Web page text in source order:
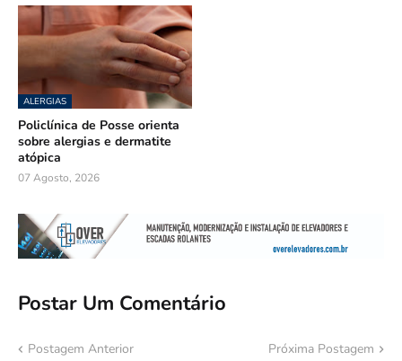
ALERGIAS
Policlínica de Posse orienta
sobre alergias e dermatite
atópica
07 Agosto, 2026
Postar Um Comentário
Postagem Anterior Próxima Postagem